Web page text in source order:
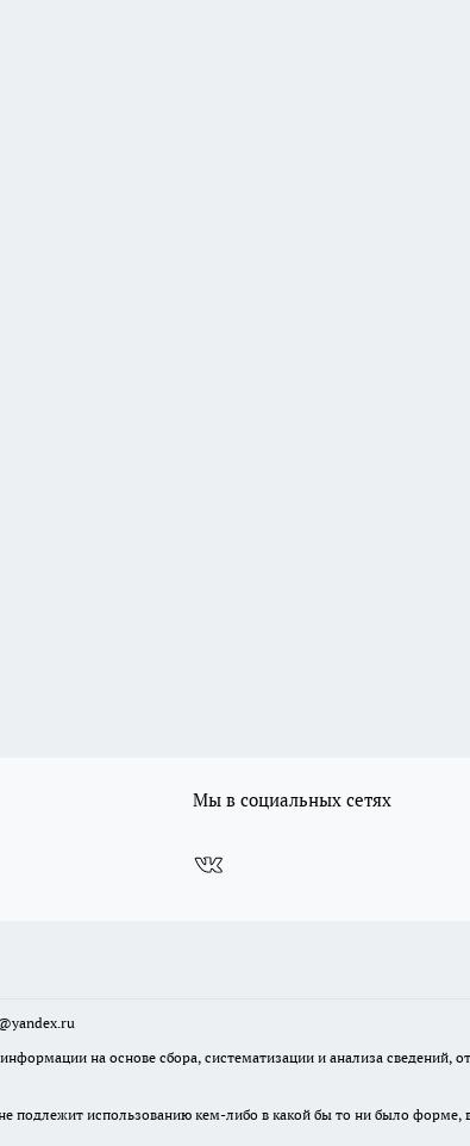
Мы в социальных сетях
на основе сбора, систематизации и анализа сведений,
подлежит использованию кем-либо в какой бы то ни было форме,